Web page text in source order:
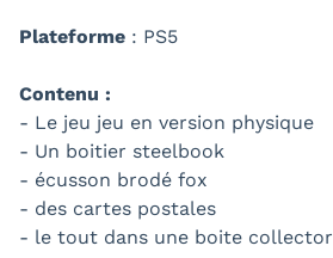
Plateforme : PS5
Contenu :
- Le jeu jeu en version physique
- Un boitier steelbook
- écusson brodé fox
- des cartes postales
- le tout dans une boite collector